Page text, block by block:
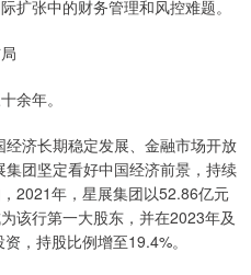
扩张中的财务管理和风控难题。
余年。
济长期稳定发展、金融市场开放
团坚定看好中国经济前景，持续
2021年，星展集团以52.86亿元
该行第一大股东，并在2023年及
，持股比例增至19.4%。